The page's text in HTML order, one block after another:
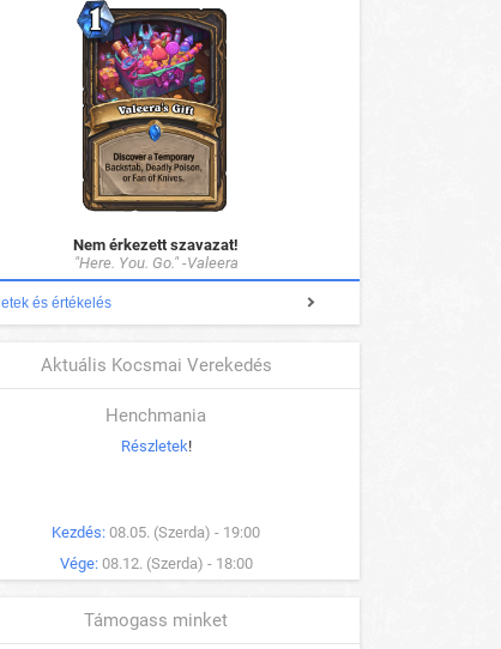
Nem érkezett szavazat!
"Here. You. Go." -Valeera
és értékelés
Aktuális Kocsmai Verekedés
Henchmania
Részletek!
Kezdés: 08.05. (Szerda) - 19:00
Vége: 08.12. (Szerda) - 18:00
Támogass minket